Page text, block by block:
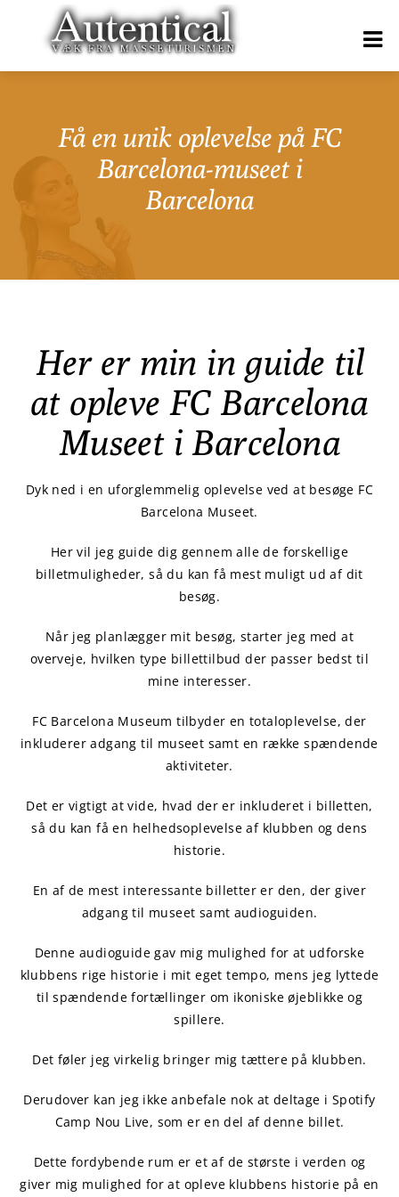
Få en unik oplevelse på FC
Barcelona-museet i
Barcelona
Her er min in guide til
at opleve FC Barcelona
Museet i Barcelona
Dyk ned i en uforglemmelig oplevelse ved at besøge FC
Barcelona Museet.
Her vil jeg guide dig gennem alle de forskellige
billetmuligheder, så du kan få mest muligt ud af dit
besøg.
Når jeg planlægger mit besøg, starter jeg med at
overveje, hvilken type billettilbud der passer bedst til
mine interesser.
FC Barcelona Museum tilbyder en totaloplevelse, der
inkluderer adgang til museet samt en række spændende
aktiviteter.
Det er vigtigt at vide, hvad der er inkluderet i billetten,
så du kan få en helhedsoplevelse af klubben og dens
historie.
En af de mest interessante billetter er den, der giver
adgang til museet samt audioguiden.
Denne audioguide gav mig mulighed for at udforske
klubbens rige historie i mit eget tempo, mens jeg lyttede
til spændende fortællinger om ikoniske øjeblikke og
spillere.
Det føler jeg virkelig bringer mig tættere på klubben.
Derudover kan jeg ikke anbefale nok at deltage i Spotify
Camp Nou Live, som er en del af denne billet.
Dette fordybende rum er et af de største i verden og
giver mig mulighed for at opleve klubbens historie på en